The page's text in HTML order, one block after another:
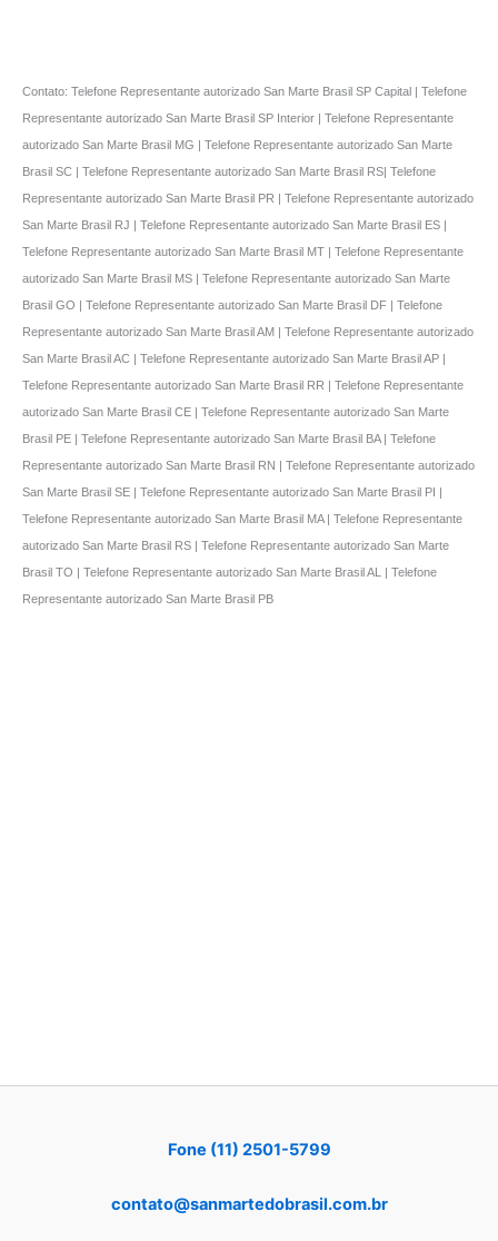
Contato: Telefone Representante autorizado San Marte Brasil SP Capital | Telefone
Representante autorizado San Marte Brasil SP Interior | Telefone Representante
autorizado San Marte Brasil MG | Telefone Representante autorizado San Marte
Brasil SC | Telefone Representante autorizado San Marte Brasil RS| Telefone
Representante autorizado San Marte Brasil PR | Telefone Representante autorizado
San Marte Brasil RJ | Telefone Representante autorizado San Marte Brasil ES |
Telefone Representante autorizado San Marte Brasil MT | Telefone Representante
autorizado San Marte Brasil MS | Telefone Representante autorizado San Marte
Brasil GO | Telefone Representante autorizado San Marte Brasil DF | Telefone
Representante autorizado San Marte Brasil AM | Telefone Representante autorizado
San Marte Brasil AC | Telefone Representante autorizado San Marte Brasil AP |
Telefone Representante autorizado San Marte Brasil RR | Telefone Representante
autorizado San Marte Brasil CE | Telefone Representante autorizado San Marte
Brasil PE | Telefone Representante autorizado San Marte Brasil BA | Telefone
Representante autorizado San Marte Brasil RN | Telefone Representante autorizado
San Marte Brasil SE | Telefone Representante autorizado San Marte Brasil PI |
Telefone Representante autorizado San Marte Brasil MA | Telefone Representante
autorizado San Marte Brasil RS | Telefone Representante autorizado San Marte
Brasil TO | Telefone Representante autorizado San Marte Brasil AL | Telefone
Representante autorizado San Marte Brasil PB
Fone (11) 2501-5799
contato@sanmartedobrasil.com.br